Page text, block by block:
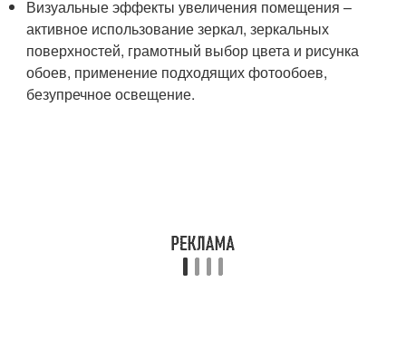
Визуальные эффекты увеличения помещения –
активное использование зеркал, зеркальных
поверхностей, грамотный выбор цвета и рисунка
обоев, применение подходящих фотообоев,
безупречное освещение.